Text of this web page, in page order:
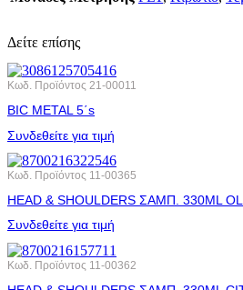
Δείτε επίσης
Κωδ. Προϊόντος 21-00011
BIC METAL 5΄s
Συνδεθείτε για τιμή
Κωδ. Προϊόντος 11-00365
HEAD & SHOULDERS ΣΑΜΠ. 330ML
Συνδεθείτε για τιμή
Κωδ. Προϊόντος 11-00362